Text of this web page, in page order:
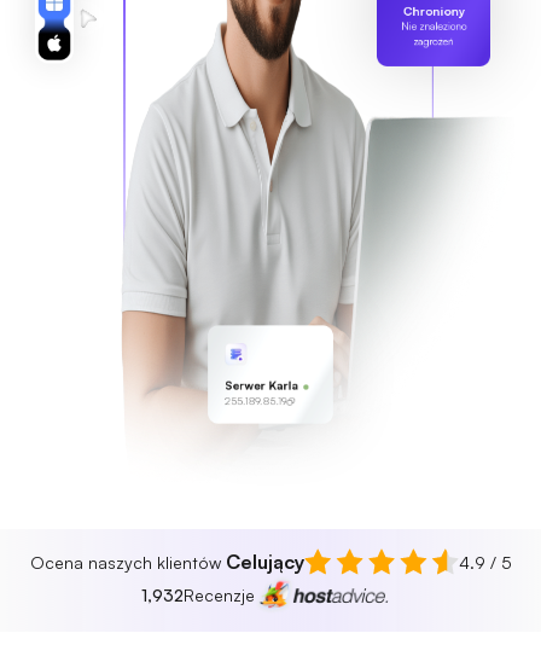
Chroniony
Nie znaleziono
zagrożeń
Serwer Karla
255.189.85.19
Ocena naszych klientów Celujący
4.9 / 5
1,932Recenzje